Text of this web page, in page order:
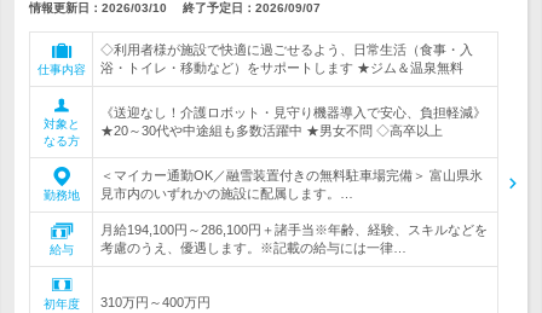
情報更新日：2026/03/10 終了予定日： 2026/09/07
仕事内容
◇利用者様が施設で快適に過ごせるよう、日常生活（食事・入
浴・トイレ・移動など）をサポートします ★ジム＆温泉無料
対象と
なる方
《送迎なし！介護ロボット・見守り機器導入で安心、負担軽減》
★20～30代や中途組も多数活躍中 ★男女不問 ◇高卒以上
勤務地
＜マイカー通勤OK／融雪装置付きの無料駐車場完備＞ 富山県氷
見市内のいずれかの施設に配属します。…
給与
月給194,100円～286,100円＋諸手当※年齢、経験、スキルなどを
考慮のうえ、優遇します。※記載の給与には一律…
初年度
310万円～400万円